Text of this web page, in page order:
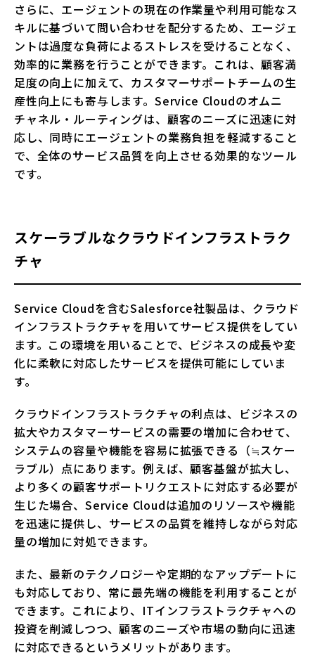
さらに、エージェントの現在の作業量や利用可能なス
キルに基づいて問い合わせを配分するため、エージェ
ントは過度な負荷によるストレスを受けることなく、
効率的に業務を行うことができます。これは、顧客満
足度の向上に加えて、カスタマーサポートチームの生
産性向上にも寄与します。Service Cloudのオムニ
チャネル・ルーティングは、顧客のニーズに迅速に対
応し、同時にエージェントの業務負担を軽減すること
で、全体のサービス品質を向上させる効果的なツール
です。
スケーラブルなクラウドインフラストラク
チャ
Service Cloudを含むSalesforce社製品は、クラウド
インフラストラクチャを用いてサービス提供をしてい
ます。この環境を用いることで、ビジネスの成長や変
化に柔軟に対応したサービスを提供可能にしていま
す。
クラウドインフラストラクチャの利点は、ビジネスの
拡大やカスタマーサービスの需要の増加に合わせて、
システムの容量や機能を容易に拡張できる（≒スケー
ラブル）点にあります。例えば、顧客基盤が拡大し、
より多くの顧客サポートリクエストに対応する必要が
生じた場合、Service Cloudは追加のリソースや機能
を迅速に提供し、サービスの品質を維持しながら対応
量の増加に対処できます。
また、最新のテクノロジーや定期的なアップデートに
も対応しており、常に最先端の機能を利用することが
できます。これにより、ITインフラストラクチャへの
投資を削減しつつ、顧客のニーズや市場の動向に迅速
に対応できるというメリットがあります。